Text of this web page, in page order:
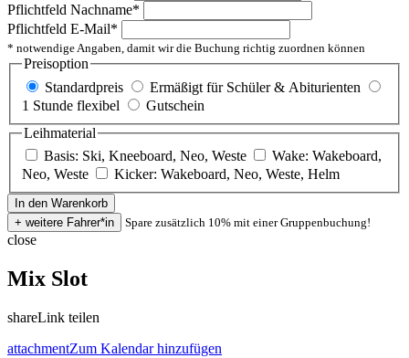
Pflichtfeld Nachname*
Pflichtfeld E-Mail*
* notwendige Angaben, damit wir die Buchung richtig zuordnen können
Preisoption
Standardpreis
Ermäßigt für Schüler & Abiturienten
1 Stunde flexibel
Gutschein
Leihmaterial
Basis: Ski, Kneeboard, Neo, Weste
Wake: Wakeboard,
Neo, Weste
Kicker: Wakeboard, Neo, Weste, Helm
Spare zusätzlich 10% mit einer Gruppenbuchung!
close
Mix Slot
shareLink teilen
attachmentZum Kalendar hinzufügen